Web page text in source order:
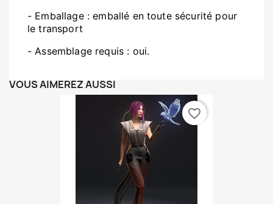
- Emballage : emballé en toute sécurité pour
le transport
- Assemblage requis : oui.
VOUS AIMEREZ AUSSI
favorite_border